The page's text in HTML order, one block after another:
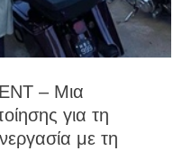
– Μια
για τη
με τη